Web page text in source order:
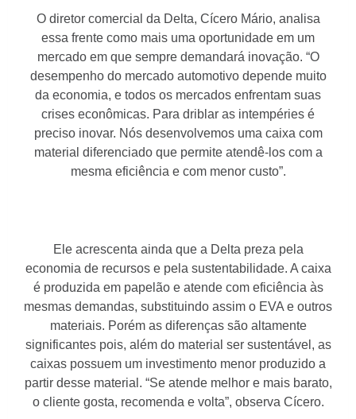
O diretor comercial da Delta, Cícero Mário, analisa
essa frente como mais uma oportunidade em um
mercado em que sempre demandará inovação. “O
desempenho do mercado automotivo depende muito
da economia, e todos os mercados enfrentam suas
crises econômicas. Para driblar as intempéries é
preciso inovar. Nós desenvolvemos uma caixa com
material diferenciado que permite atendê-los com a
mesma eficiência e com menor custo”.
Ele acrescenta ainda que a Delta preza pela
economia de recursos e pela sustentabilidade. A caixa
é produzida em papelão e atende com eficiência às
mesmas demandas, substituindo assim o EVA e outros
materiais. Porém as diferenças são altamente
significantes pois, além do material ser sustentável, as
caixas possuem um investimento menor produzido a
partir desse material. “Se atende melhor e mais barato,
o cliente gosta, recomenda e volta”, observa Cícero.